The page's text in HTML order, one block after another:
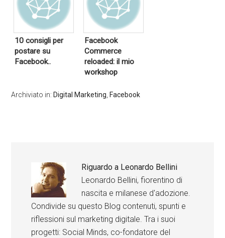
10 consigli per
postare su
Facebook..
Facebook
Commerce
reloaded: il mio
workshop
Archiviato in: Digital Marketing Facebook
Riguardo a Leonardo Bellini
Leonardo Bellini, fiorentino di
nascita e milanese d'adozione.
Condivide su questo Blog contenuti, spunti e
riflessioni sul marketing digitale. Tra i suoi
progetti: Social Minds, co-fondatore del